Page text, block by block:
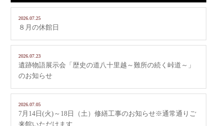
2026.07.25
８月の休館日
2026.07.23
遺跡物語展示会「歴史の道八十里越～難所の続く峠道～」
のお知らせ
2026.07.05
7月14日(火)～18日（土）修繕工事のお知らせ※通常通りご
来館いただけます